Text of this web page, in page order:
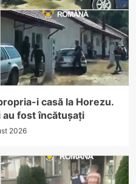
i casă la Horezu.
au fost încătușați
2026